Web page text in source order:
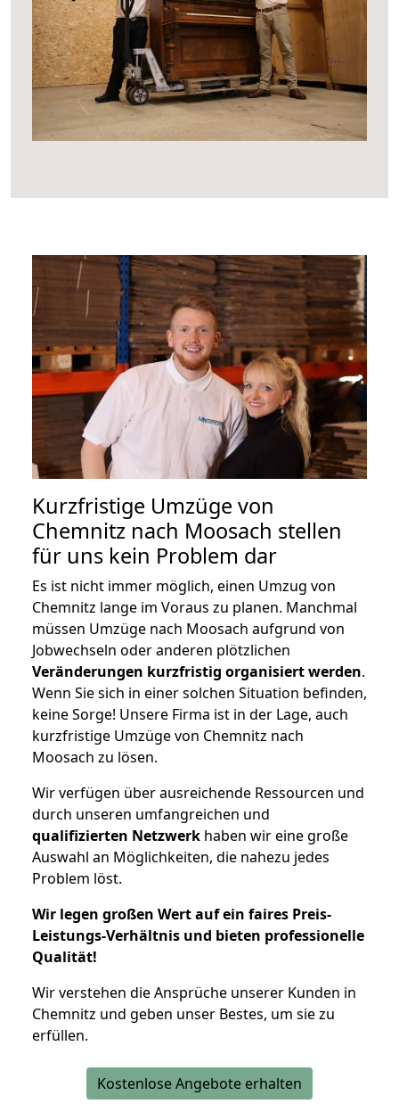
Kurzfristige Umzüge von
Chemnitz nach Moosach stellen
für uns kein Problem dar
Es ist nicht immer möglich, einen Umzug von
Chemnitz lange im Voraus zu planen. Manchmal
müssen Umzüge nach Moosach aufgrund von
Jobwechseln oder anderen plötzlichen
Veränderungen kurzfristig organisiert werden.
Wenn Sie sich in einer solchen Situation befinden,
keine Sorge! Unsere Firma ist in der Lage, auch
kurzfristige Umzüge von Chemnitz nach
Moosach zu lösen.
Wir verfügen über ausreichende Ressourcen und
durch unseren umfangreichen und
qualifizierten Netzwerk haben wir eine große
Auswahl an Möglichkeiten, die nahezu jedes
Problem löst.
Wir legen großen Wert auf ein faires Preis-
Leistungs-Verhältnis und bieten professionelle
Qualität!
Wir verstehen die Ansprüche unserer Kunden in
Chemnitz und geben unser Bestes, um sie zu
erfüllen.
Kostenlose Angebote erhalten